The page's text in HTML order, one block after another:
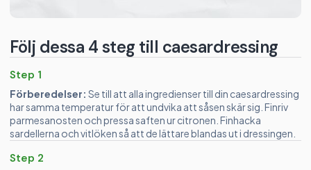
Följ dessa 4 steg till caesardressing
Step 1
Förberedelser: Se till att alla ingredienser till din caesardressing
har samma temperatur för att undvika att såsen skär sig. Finriv
parmesanosten och pressa saften ur citronen. Finhacka
sardellerna och vitlöken så att de lättare blandas ut i dressingen.
Step 2